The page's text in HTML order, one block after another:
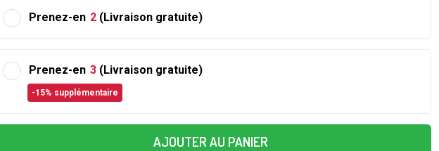
Prenez-en 2 (Livraison gratuite)
Prenez-en 3 (Livraison gratuite)
-15% supplémentaire
AJOUTER AU PANIER